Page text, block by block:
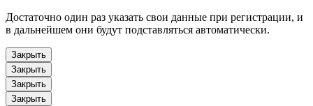
Достаточно один раз указать свои данные при регистрации, и
в дальнейшем они будут подставляться автоматически.
Закрыть
Закрыть
Закрыть
Закрыть